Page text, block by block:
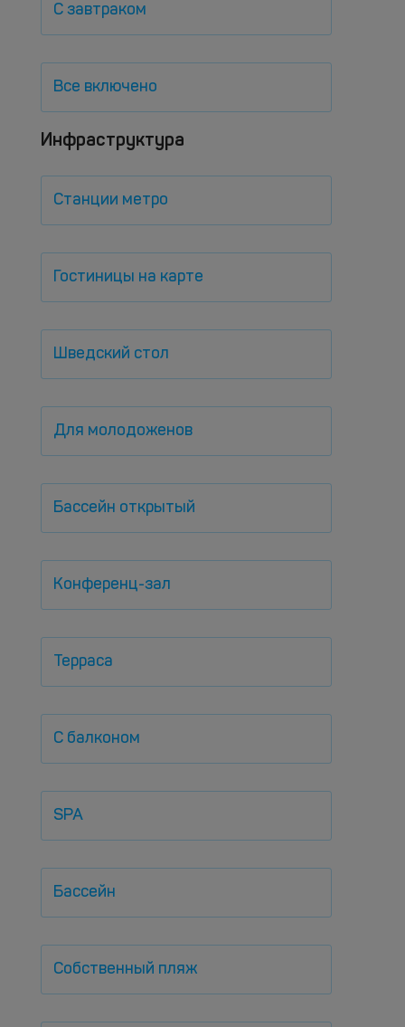
С завтраком
Все включено
Инфраструктура
Станции метро
Гостиницы на карте
Шведский стол
Для молодоженов
Бассейн открытый
Конференц-зал
Терраса
С балконом
SPA
Бассейн
Собственный пляж